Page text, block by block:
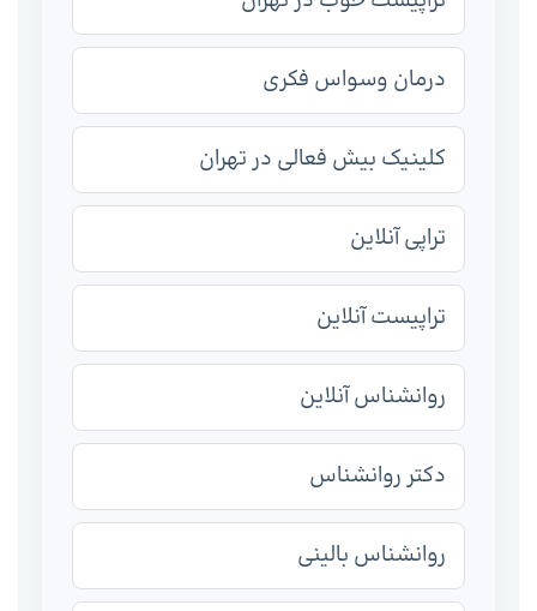
درمان وسواس فکری
کلینیک بیش فعالی در تهران
تراپی آنلاین
تراپیست آنلاین
روانشناس آنلاین
دکتر روانشناس
روانشناس بالینی